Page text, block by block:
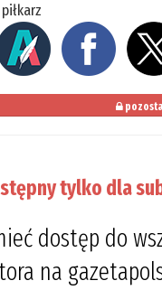
tylko dla
dostęp do
na